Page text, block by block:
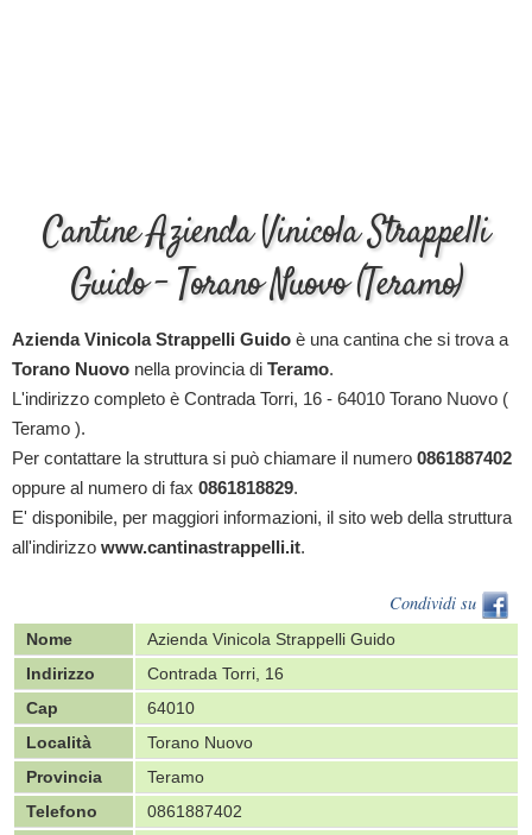
Cantine Azienda Vinicola Strappelli
Guido - Torano Nuovo (Teramo)
Azienda Vinicola Strappelli Guido è una cantina che si trova a
Torano Nuovo nella provincia di Teramo.
L'indirizzo completo è Contrada Torri, 16 - 64010 Torano Nuovo (
Teramo ).
Per contattare la struttura si può chiamare il numero 0861887402
oppure al numero di fax 0861818829.
E' disponibile, per maggiori informazioni, il sito web della struttura
all'indirizzo www.cantinastrappelli.it.
Condividi su
Nome
Azienda Vinicola Strappelli Guido
Indirizzo
Contrada Torri, 16
Cap
64010
Località
Torano Nuovo
Provincia
Teramo
Telefono
0861887402